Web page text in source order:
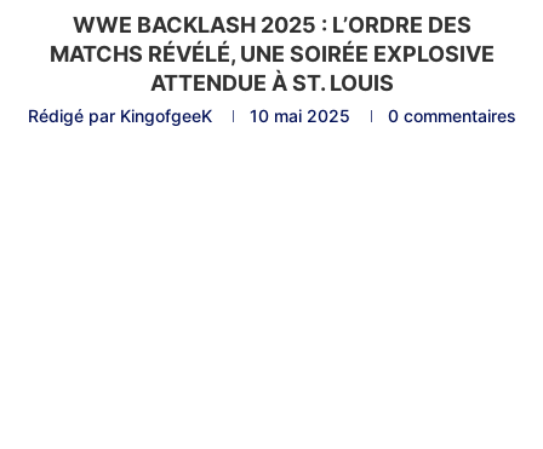
WWE BACKLASH 2025 : L’ORDRE DES
MATCHS RÉVÉLÉ, UNE SOIRÉE EXPLOSIVE
ATTENDUE À ST. LOUIS
Rédigé par KingofgeeK 10 mai 2025 0 commentaires